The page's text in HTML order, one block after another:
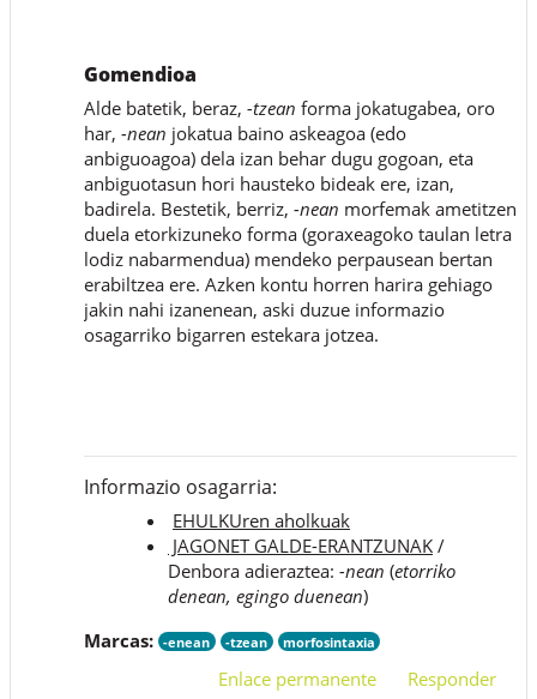
Gomendioa
Alde batetik, beraz, -tzean forma jokatugabea, oro
har, -nean jokatua baino askeagoa (edo
anbiguoagoa) dela izan behar dugu gogoan, eta
anbiguotasun hori hausteko bideak ere, izan,
badirela. Bestetik, berriz, -nean morfemak ametitzen
duela etorkizuneko forma (goraxeagoko taulan letra
lodiz nabarmendua) mendeko perpausean bertan
erabiltzea ere. Azken kontu horren harira gehiago
jakin nahi izanenean, aski duzue informazio
osagarriko bigarren estekara jotzea.
Informazio osagarria:
EHULKUren aholkuak
JAGONET GALDE-ERANTZUNAK /
Denbora adieraztea: -nean (etorriko
denean, egingo duenean)
Marcas: -enean -tzean morfosintaxia
Enlace permanente Responder